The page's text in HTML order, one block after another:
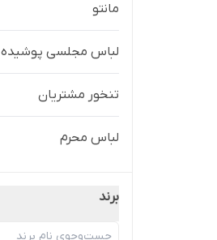
مانتو
لباس مجلسی پوشیده
تنخور مشتریان
لباس محرم
برند